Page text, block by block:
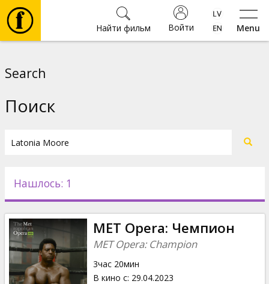
Menu
Войти
Найти фильм
Новости
Подарки
Кинозакуски
Search
Поиск
Нашлось: 1
MET Opera: Чемпион
MET Opera: Champion
3час 20мин
В кино с: 29.04.2023